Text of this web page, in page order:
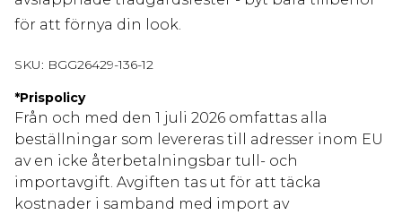
för att förnya din look.
SKU: BGG26429-136-12
*Prispolicy
Från och med den 1 juli 2026 omfattas alla
beställningar som levereras till adresser inom EU
av en icke återbetalningsbar tull- och
importavgift. Avgiften tas ut för att täcka
kostnader i samband med import av